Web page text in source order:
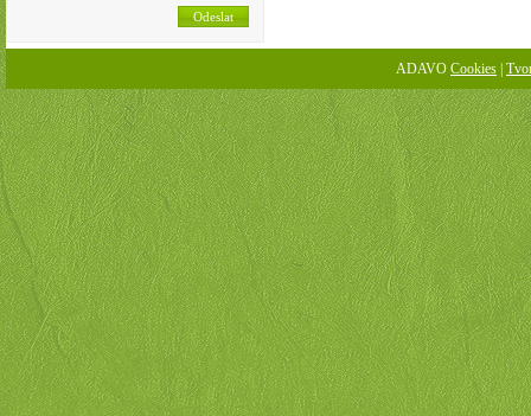
ADAVO Cookies